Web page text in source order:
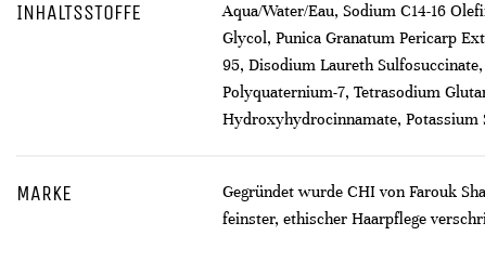
INHALTSSTOFFE
Aqua/Water/Eau, Sodium C14-16
Glycol, Punica Granatum Pericarp
95, Disodium Laureth
Polyquaternium-7, Tetrasodium
Hydroxyhydrocinnamate, Potassium
MARKE
Gegründet wurde CHI von Farouk
feinster, ethischer Haarpflege